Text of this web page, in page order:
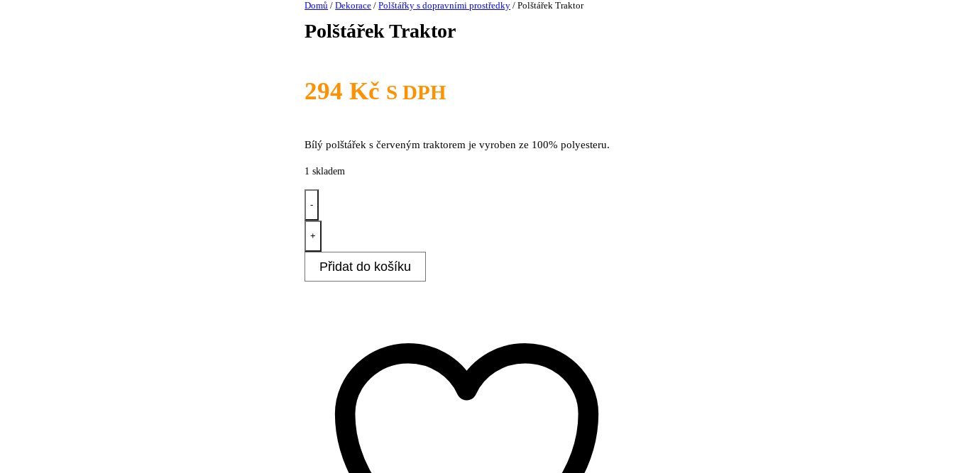
Domů /Dekorace /Polštářky s dopravními prostředky / Polštářek Traktor
Polštářek Traktor
294Kč S DPH
Bílý polštářek s červeným traktorem je vyroben ze 100% polyesteru.
1 skladem
-
množství
+
Přidat do košíku